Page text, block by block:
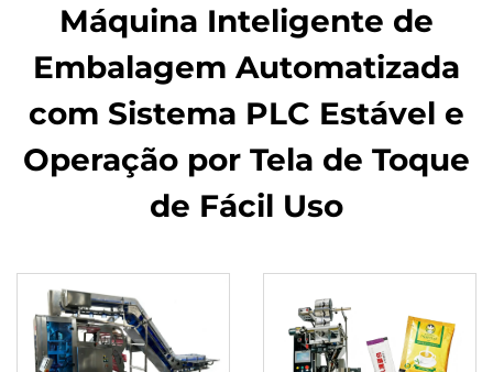
Máquina Inteligente de
Embalagem Automatizada
com Sistema PLC Estável e
Operação por Tela de Toque
de Fácil Uso